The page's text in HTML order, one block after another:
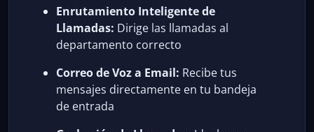
Enrutamiento Inteligente de
Llamadas: Dirige las llamadas al
departamento correcto
Correo de Voz a Email: Recibe tus
mensajes directamente en tu bandeja
de entrada